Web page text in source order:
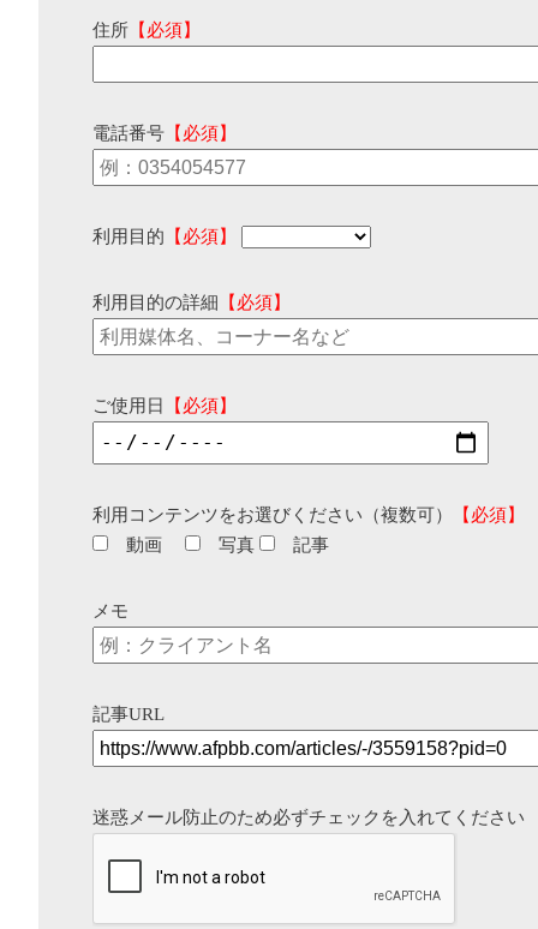
住所 【必須】
電話番号 【必須】
利用目的 【必須】
利用目的の詳細 【必須】
ご使用日 【必須】
利用コンテンツをお選びください（複数可）
【必須】
動画
写真 記事
メモ
記事URL
迷惑メール防止のため必ずチェックを入れてください